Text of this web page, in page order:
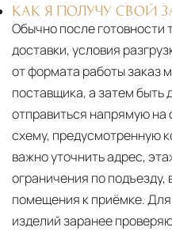
КАК Я ПОЛУЧУ СВОЙ
Обычно после готовности
доставки, условия
от формата работы заказ
поставщика, а затем быть
отправиться напрямую на
схему, предусмотренную
важно уточнить адрес,
ограничения по подъезду,
помещения к приёмке.
изделий заранее